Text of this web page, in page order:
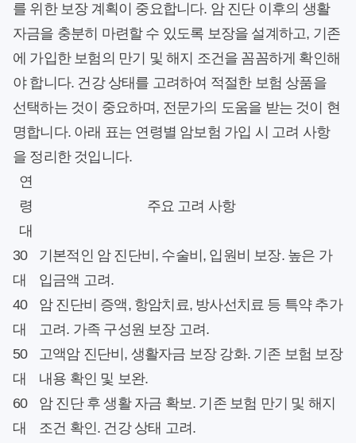
를 위한 보장 계획이 중요합니다. 암 진단 이후의 생활
자금을 충분히 마련할 수 있도록 보장을 설계하고, 기존
에 가입한 보험의 만기 및 해지 조건을 꼼꼼하게 확인해
야 합니다. 건강 상태를 고려하여 적절한 보험 상품을
선택하는 것이 중요하며, 전문가의 도움을 받는 것이 현
명합니다. 아래 표는 연령별 암보험 가입 시 고려 사항
을 정리한 것입니다.
연
령
대
주요 고려 사항
30
대
기본적인 암 진단비, 수술비, 입원비 보장. 높은 가
입금액 고려.
40
대
암 진단비 증액, 항암치료, 방사선치료 등 특약 추가
고려. 가족 구성원 보장 고려.
50
대
고액암 진단비, 생활자금 보장 강화. 기존 보험 보장
내용 확인 및 보완.
60
대
암 진단 후 생활 자금 확보. 기존 보험 만기 및 해지
조건 확인. 건강 상태 고려.